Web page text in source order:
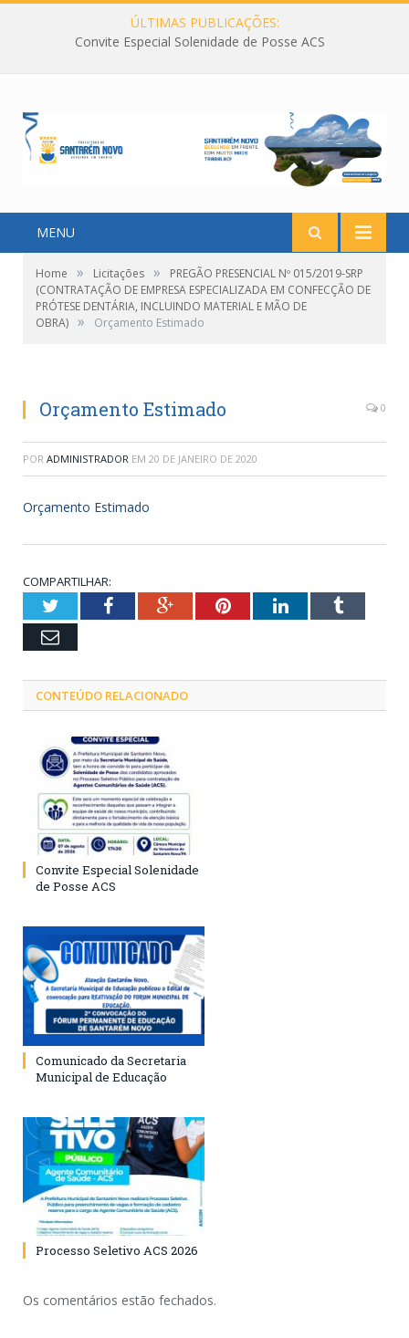
ÚLTIMAS PUBLICAÇÕES:
Convite Especial Solenidade de Posse ACS
MENU
Home » Licitações »
PREGÃO PRESENCIAL Nº 015/2019-SRP
(CONTRATAÇÃO DE EMPRESA ESPECIALIZADA EM CONFECÇÃO DE
PRÓTESE DENTÁRIA, INCLUINDO MATERIAL E MÃO DE
OBRA) » Orçamento Estimado
Orçamento Estimado 0
POR ADMINISTRADOR EM 20 DE JANEIRO DE 2020
Orçamento Estimado
COMPARTILHAR:
TwitterFacebookGoogle+PinterestLinkedInTumblr
Email
CONTEÚDO RELACIONADO
Convite Especial Solenidade
de Posse ACS
Comunicado da Secretaria
Municipal de Educação
Processo Seletivo ACS 2026
Os comentários estão fechados.